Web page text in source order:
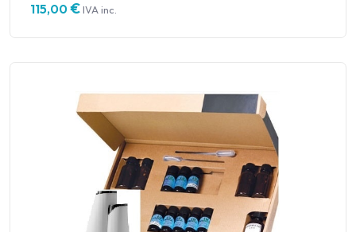
115,00€IVA inc.